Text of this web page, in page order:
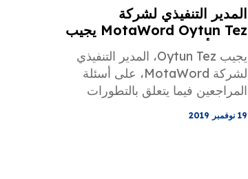
المدير التنفيذي لشركة
MotaWord Oytun Tez يجيب
على الأسئلة التي طرحها مراجعو
Motaword في 13 نوفمبر 2019
يجيب Oytun Tez، المدير التنفيذي
لشركة MotaWord، على أسئلة
المراجعين فيما يتعلق بالتطورات
واجهة المستخدم الأخرى.
19 نوفمبر 2019